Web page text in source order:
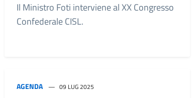
Il Ministro Foti interviene al XX Congresso
Confederale CISL.
AGENDA 09 LUG 2025